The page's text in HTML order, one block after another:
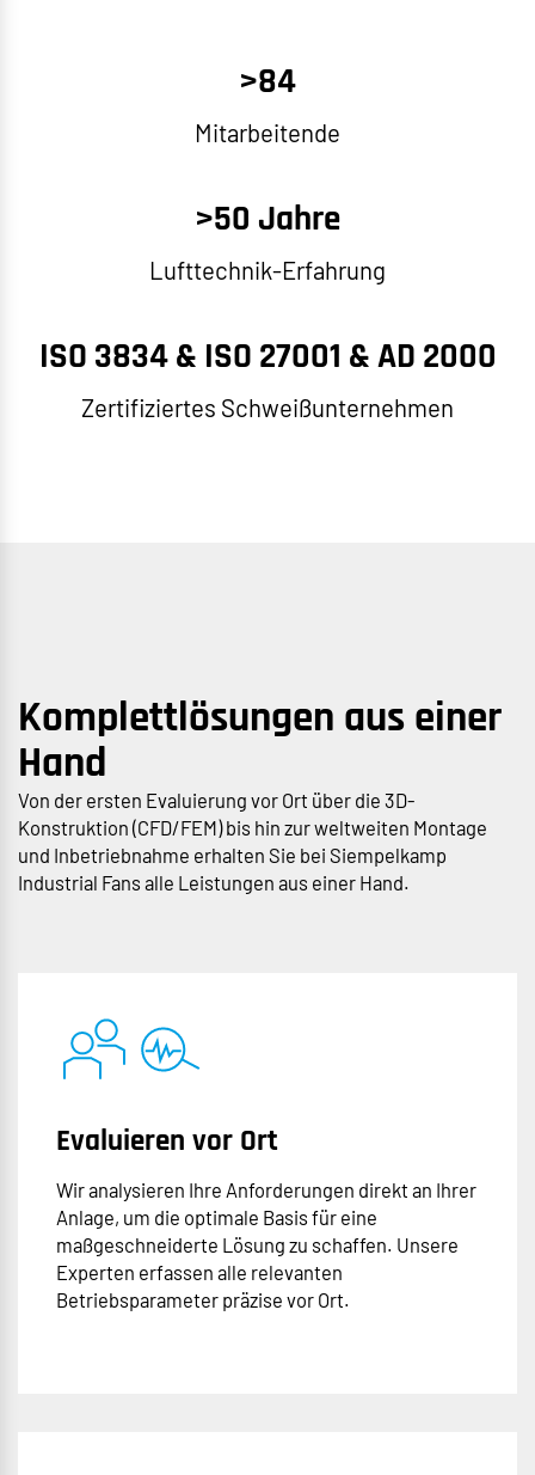
>84
Mitarbeitende
>50 Jahre
Lufttechnik-Erfahrung
ISO 3834 & ISO 27001 & AD 2000
Zertifiziertes Schweißunternehmen
Komplettlösungen aus einer
Hand
Von der ersten Evaluierung vor Ort über die 3D-
Konstruktion (CFD/FEM) bis hin zur weltweiten Montage
und Inbetriebnahme erhalten Sie bei Siempelkamp
Industrial Fans alle Leistungen aus einer Hand.
Evaluieren vor Ort
Wir analysieren Ihre Anforderungen direkt an Ihrer
Anlage, um die optimale Basis für eine
maßgeschneiderte Lösung zu schaffen. Unsere
Experten erfassen alle relevanten
Betriebsparameter präzise vor Ort.